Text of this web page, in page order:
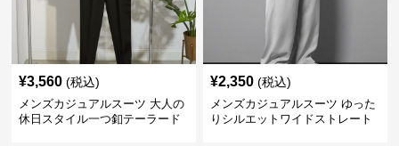
¥3,560 (税込)
メンズカジュアルスーツ 大人の
休日スタイル一つ釦テーラード
¥2,350 (税込)
メンズカジュアルスーツ ゆった
りシルエットワイドストレート